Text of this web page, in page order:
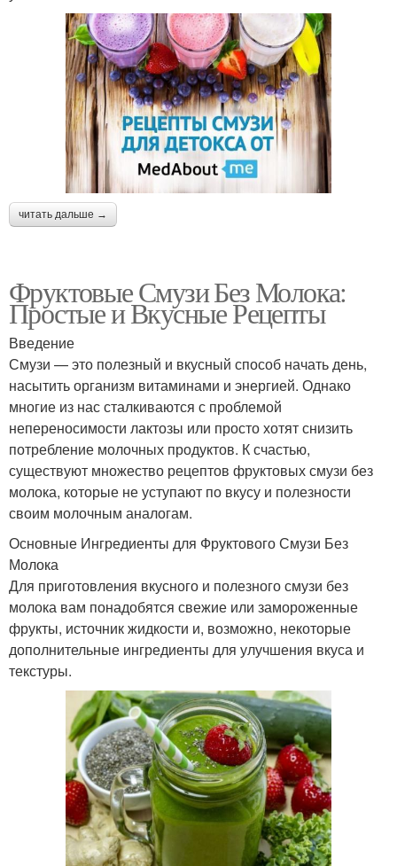
читать дальше →
Фруктовые Смузи Без Молока:
Простые и Вкусные Рецепты
Введение
Смузи — это полезный и вкусный способ начать день,
насытить организм витаминами и энергией. Однако
многие из нас сталкиваются с проблемой
непереносимости лактозы или просто хотят снизить
потребление молочных продуктов. К счастью,
существуют множество рецептов фруктовых смузи без
молока, которые не уступают по вкусу и полезности
своим молочным аналогам.
Основные Ингредиенты для Фруктового Смузи Без
Молока
Для приготовления вкусного и полезного смузи без
молока вам понадобятся свежие или замороженные
фрукты, источник жидкости и, возможно, некоторые
дополнительные ингредиенты для улучшения вкуса и
текстуры.